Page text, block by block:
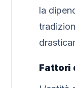
la
Fattori